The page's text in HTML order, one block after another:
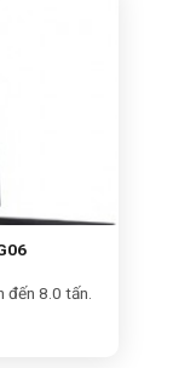
đến 8.0 tấn.